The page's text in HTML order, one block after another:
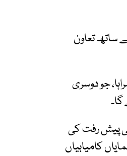
ساتھ تعاون
سراہا، جو دوسری
پیش رفت کی
کامیابیاں